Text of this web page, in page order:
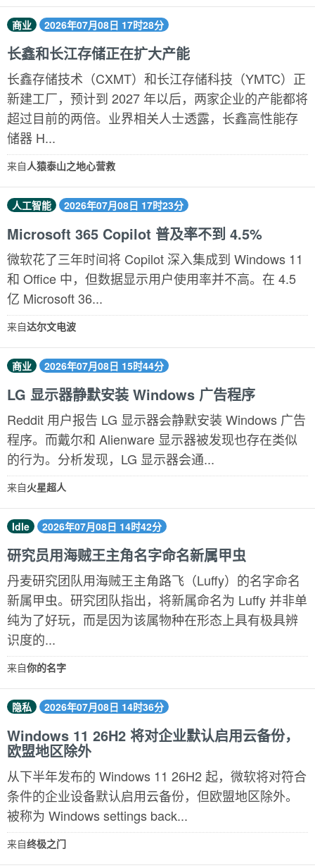
商业 2026年07月08日 17时28分
长鑫和长江存储正在扩大产能
长鑫存储技术（CXMT）和长江存储科技（YMTC）正
新建工厂，预计到 2027 年以后，两家企业的产能都将
超过目前的两倍。业界相关人士透露，长鑫高性能存
储器 H...
来自人猿泰山之地心营救
人工智能 2026年07月08日 17时23分
Microsoft 365 Copilot 普及率不到 4.5%
微软花了三年时间将 Copilot 深入集成到 Windows 11
和 Office 中，但数据显示用户使用率并不高。在 4.5
亿 Microsoft 36...
来自达尔文电波
商业 2026年07月08日 15时44分
LG 显示器静默安装 Windows 广告程序
Reddit 用户报告 LG 显示器会静默安装 Windows 广告
程序。而戴尔和 Alienware 显示器被发现也存在类似
的行为。分析发现，LG 显示器会通...
来自火星超人
Idle 2026年07月08日 14时42分
研究员用海贼王主角名字命名新属甲虫
丹麦研究团队用海贼王主角路飞（Luffy）的名字命名
新属甲虫。研究团队指出，将新属命名为 Luffy 并非单
纯为了好玩，而是因为该属物种在形态上具有极具辨
识度的...
来自你的名字
隐私 2026年07月08日 14时36分
Windows 11 26H2 将对企业默认启用云备份，
欧盟地区除外
从下半年发布的 Windows 11 26H2 起，微软将对符合
条件的企业设备默认启用云备份，但欧盟地区除外。
被称为 Windows settings back...
来自终极之门